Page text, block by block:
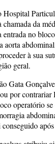
Hospital
da
entrada no
aorta
à sua
geral.
Gata
por
operatório